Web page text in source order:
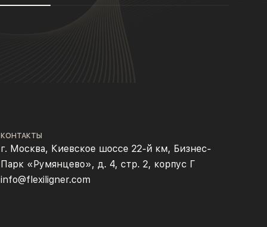
КОНТАКТЫ
г. Москва, Киевское шоссе 22-й км, Бизнес-
Парк «Румянцево», д. 4, стр. 2, корпус Г
info@flexiligner.com